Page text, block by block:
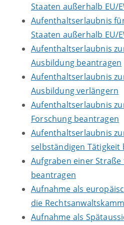
Staaten außerhalb EU/
Aufenthaltserlaubnis
Staaten außerhalb EU/
Aufenthaltserlaubnis
Ausbildung beantragen
Aufenthaltserlaubnis
Ausbildung verlängern
Aufenthaltserlaubnis
Forschung beantragen
Aufenthaltserlaubnis
selbständigen Tätigkeit
Aufgraben einer
beantragen
Aufnahme als
die
Aufnahme als